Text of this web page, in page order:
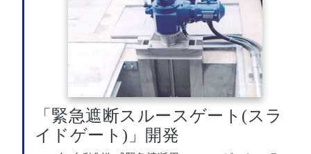
「緊急遮断スルースゲート(スラ
イドゲート)」開発